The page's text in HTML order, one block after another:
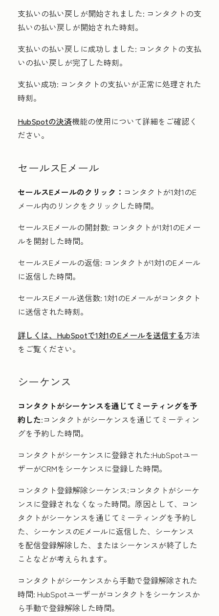
支払いの払い戻しが開始されました: コンタクトの支
払いの払い戻しが開始された時刻。
支払いの払い戻しに成功しました: コンタクトの支払
いの払い戻しが完了した時刻。
支払い成功: コンタクトの支払いが正常に処理された
時刻。
HubSpotの決済機能の使用について詳細をご確認く
ださい。
セールスEメール
セールスEメールのクリック： コンタクトが1対1のE
メール内のリンクをクリックした時間。
セールスEメールの開封数: コンタクトが1対1のEメー
ルを開封した時間。
セールスEメールの返信: コンタクトが1対1のEメール
に返信した時間。
セールスEメール送信数: 1対1のEメールがコンタクト
に送信された時刻。
詳しくは、HubSpotで1対1のEメールを送信する方法
をご覧ください。
シーケンス
コンタクトがシーケンスを通じてミーティングを予
約した:コンタクトがシーケンスを通じてミーティン
グを予約した時間。
コンタクトがシーケンスに登録された:HubSpotユー
ザーがCRMをシーケンスに登録した時間。
コンタクト登録解除シーケンス:コンタクトがシーケ
ンスに登録されなくなった時間。原因として、コン
タクトがシーケンスを通じてミーティングを予約し
た、シーケンスのEメールに返信した、シーケンス
を配信登録解除した、またはシーケンスが終了した
ことなどが考えられます。
コンタクトがシーケンスから手動で登録解除された
時間: HubSpotユーザーがコンタクトをシーケンスか
ら手動で登録解除した時間。